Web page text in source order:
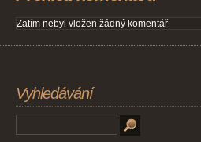
Zatím nebyl vložen žádný komentář
Vyhledávání